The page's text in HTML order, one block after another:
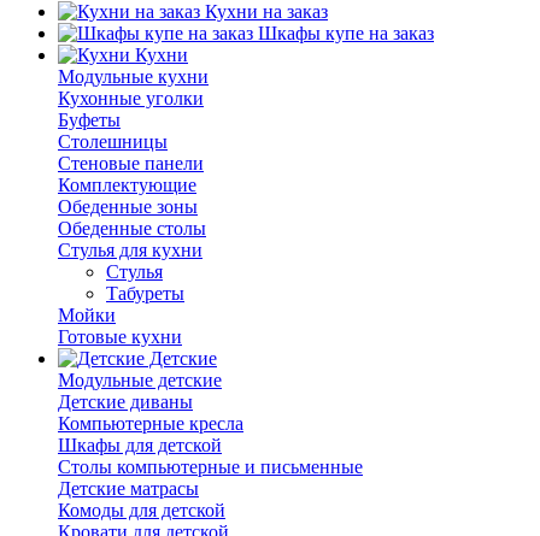
Кухни на заказ
Шкафы купе на заказ
Кухни
Модульные кухни
Кухонные уголки
Буфеты
Столешницы
Стеновые панели
Комплектующие
Обеденные зоны
Обеденные столы
Стулья для кухни
Cтулья
Табуреты
Мойки
Готовые кухни
Детские
Модульные детские
Детские диваны
Компьютерные кресла
Шкафы для детской
Столы компьютерные и письменные
Детские матрасы
Комоды для детской
Кровати для детской